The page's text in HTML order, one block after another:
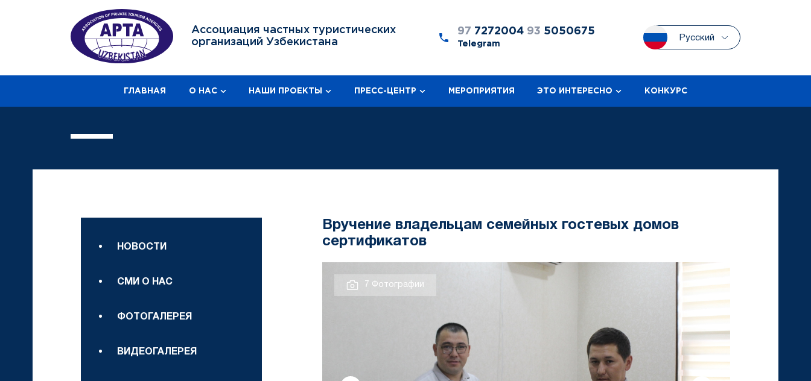
Ассоциация частных туристических
организаций Узбекистана
97 7272004 93 5050675
Telegram
Русский
ГЛАВНАЯ О НАС НАШИ ПРОЕКТЫ ПРЕСС-ЦЕНТР МЕРОПРИЯТИЯ ЭТО ИНТЕРЕСНО КОНКУРС
НОВОСТИ
СМИ О НАС
ФОТОГАЛЕРЕЯ
ВИДЕОГАЛЕРЕЯ
Вручение владельцам семейных гостевых домов
сертификатов
7 Фотографии